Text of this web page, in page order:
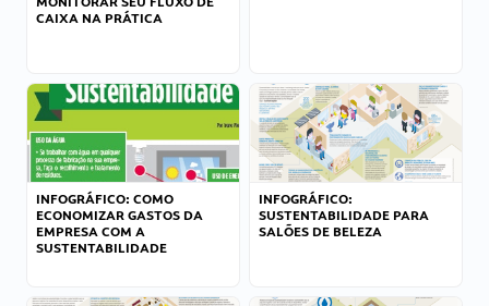
CAIXA NA PRÁTICA
INFOGRÁFICO: COMO
ECONOMIZAR GASTOS DA
EMPRESA COM A
SUSTENTABILIDADE
INFOGRÁFICO:
SUSTENTABILIDADE PARA
SALÕES DE BELEZA